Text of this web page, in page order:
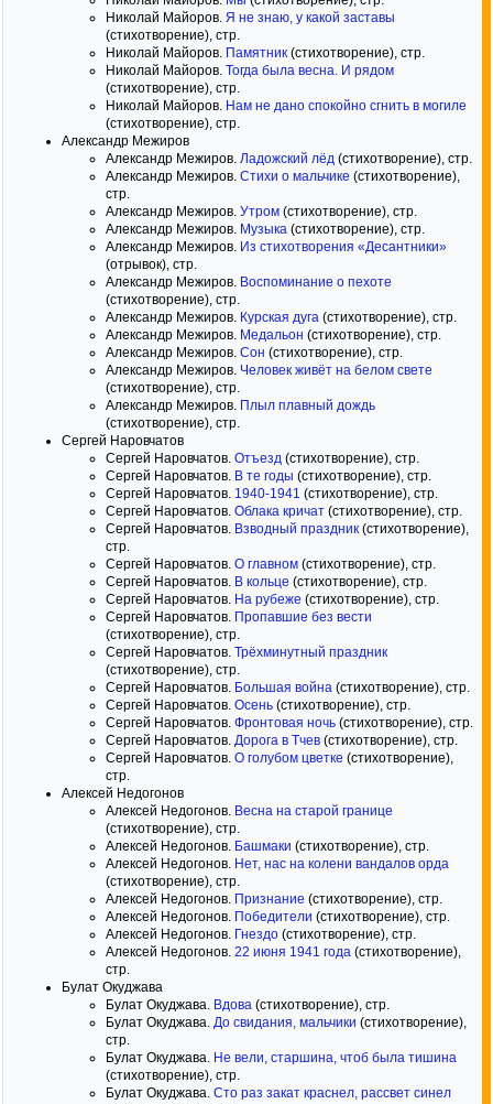
Николай Майоров. Я не знаю, у какой заставы
(стихотворение), стр.
Николай Майоров. Памятник (стихотворение), стр.
Николай Майоров. Тогда была весна. И рядом
(стихотворение), стр.
Николай Майоров. Нам не дано спокойно сгнить в могиле
(стихотворение), стр.
Александр Межиров
Александр Межиров. Ладожский лёд (стихотворение), стр.
Александр Межиров. Стихи о мальчике (стихотворение),
стр.
Александр Межиров. Утром (стихотворение), стр.
Александр Межиров. Музыка (стихотворение), стр.
Александр Межиров. Из стихотворения «Десантники»
(отрывок), стр.
Александр Межиров. Воспоминание о пехоте
(стихотворение), стр.
Александр Межиров. Курская дуга (стихотворение), стр.
Александр Межиров. Медальон (стихотворение), стр.
Александр Межиров. Сон (стихотворение), стр.
Александр Межиров. Человек живёт на белом свете
(стихотворение), стр.
Александр Межиров. Плыл плавный дождь
(стихотворение), стр.
Сергей Наровчатов
Сергей Наровчатов. Отъезд (стихотворение), стр.
Сергей Наровчатов. В те годы (стихотворение), стр.
Сергей Наровчатов. 1940-1941 (стихотворение), стр.
Сергей Наровчатов. Облака кричат (стихотворение), стр.
Сергей Наровчатов. Взводный праздник (стихотворение),
стр.
Сергей Наровчатов. О главном (стихотворение), стр.
Сергей Наровчатов. В кольце (стихотворение), стр.
Сергей Наровчатов. На рубеже (стихотворение), стр.
Сергей Наровчатов. Пропавшие без вести
(стихотворение), стр.
Сергей Наровчатов. Трёхминутный праздник
(стихотворение), стр.
Сергей Наровчатов. Большая война (стихотворение), стр.
Сергей Наровчатов. Осень (стихотворение), стр.
Сергей Наровчатов. Фронтовая ночь (стихотворение), стр.
Сергей Наровчатов. Дорога в Тчев (стихотворение), стр.
Сергей Наровчатов. О голубом цветке (стихотворение),
стр.
Алексей Недогонов
Алексей Недогонов. Весна на старой границе
(стихотворение), стр.
Алексей Недогонов. Башмаки (стихотворение), стр.
Алексей Недогонов. Нет, нас на колени вандалов орда
(стихотворение), стр.
Алексей Недогонов. Признание (стихотворение), стр.
Алексей Недогонов. Победители (стихотворение), стр.
Алексей Недогонов. Гнездо (стихотворение), стр.
Алексей Недогонов. 22 июня 1941 года (стихотворение),
стр.
Булат Окуджава
Булат Окуджава. Вдова (стихотворение), стр.
Булат Окуджава. До свидания, мальчики (стихотворение),
стр.
Булат Окуджава. Не вели, старшина, чтоб была тишина
(стихотворение), стр.
Булат Окуджава. Сто раз закат краснел, рассвет синел